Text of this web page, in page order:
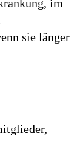
im
sie länger